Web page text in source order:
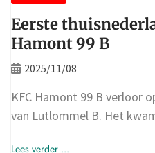
Eerste
Hamont 99 B
2025/11/08
KFC Hamont 99 B verloor
van Lutlommel B. Het
Lees verder ...